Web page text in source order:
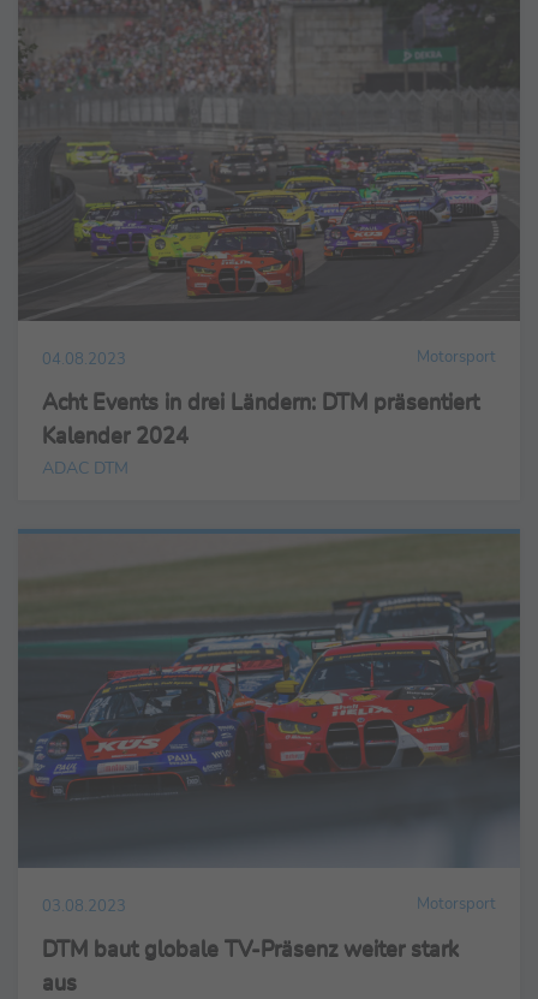
04.08.2023 Motorsport
Acht Events in drei Ländern: DTM präsentiert
Kalender 2024
ADAC DTM
03.08.2023 Motorsport
DTM baut globale TV-Präsenz weiter stark
aus